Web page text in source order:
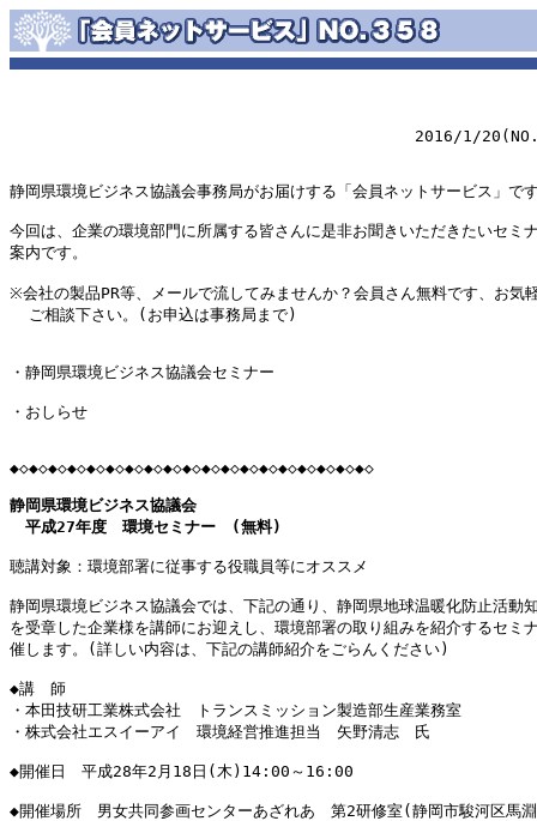
2016/1/
静岡県環境ビジネス協議会事務局がお届けする「会員ネットサービス」で
今回は、企業の環境部門に所属する皆さんに是非お聞きいただきたいセミ
案内です。
※会社の製品PR等、メールで流してみませんか？会員さん無料です、お気
  ご相談下さい。(お申込は事務局まで)
・静岡県環境ビジネス協議会セミナー
・おしらせ
◆◇◆◇◆◇◆◇◆◇◆◇◆◇◆◇◆◇◆◇◆◇◆◇◆◇◆◇◆◇◆◇◆◇◆◇◆◇
静岡県環境ビジネス協議会
平成27年度　環境セミナー　(無料)
聴講対象：環境部署に従事する役職員等にオススメ
静岡県環境ビジネス協議会では、下記の通り、静岡県地球温暖化防止活動
を受章した企業様を講師にお迎えし、環境部署の取り組みを紹介するセミ
催します。(詳しい内容は、下記の講師紹介をごらんください)
◆講　師
・本田技研工業株式会社　トランスミッション製造部生産業務室
・株式会社エスイーアイ　環境経営推進担当　矢野清志　氏
◆開催日　平成28年2月18日(木)14:00～16:00
◆開催場所　男女共同参画センターあざれあ　第2研修室(静岡市駿河区